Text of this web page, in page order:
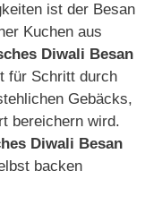
ist der Besan
Kuchen aus
Diwali Besan
für Schritt durch
Gebäcks,
bereichern wird.
Diwali Besan
backen